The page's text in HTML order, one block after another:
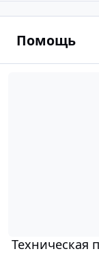
Помощь
Техническая